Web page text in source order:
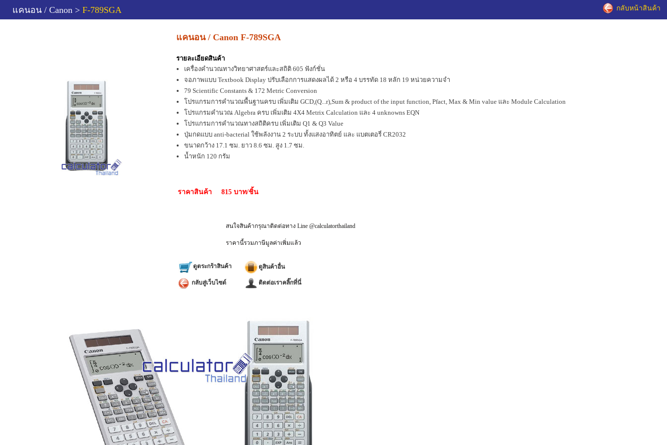
แคนอน / Canon > F-789SGA กลับหน้าสินค้า
แคนอน / Canon F-789SGA
รายละเอียดสินค้า
เครื่องคำนวณทางวิทยาศาสตร์และสถิติ 605 ฟังก์ชั่น
จอภาพแบบ Textbook Display ปรับเลือกการแสดงผลได้ 2 หรือ 4 บรรทัด 18 หลัก 19 หน่วยความจำ
79 Scientific Constants & 172 Metric Conversion
โปรแกรมการคำนวณพื้นฐานครบ เพิ่มเติม GCD,(Q...r),Sum & product of the input function, Pfact, Max & Min value และ Module Calculation
โปรแกรมคำนวณ Algebra ครบ เพิ่มเติม 4X4 Metrix Calculation และ 4 unknowns EQN
โปรแกรมการคำนวณทางสถิติครบ เพิ่มเติม Q1 & Q3 Value
ปุ่มกดแบบ anti-bacterial ใช้พลังงาน 2 ระบบ ทั้งแสงอาทิตย์ และ แบตเตอรี่ CR2032
ขนาดกว้าง 17.1 ซม. ยาว 8.6 ซม. สูง 1.7 ซม.
น้ำหนัก 120 กรัม
ราคาสินค้า 815 บาท/ชิ้น
สนใจสินค้ากรุณาติดต่อทาง Line @calculatorthailand
ราคานี้รวมภาษีมูลค่าเพิ่มแล้ว
ดูตระกร้าสินค้า ดูสินค้าอื่น
กลับสู่เว็บไซด์ ติดต่อเราคลิ๊กที่นี่